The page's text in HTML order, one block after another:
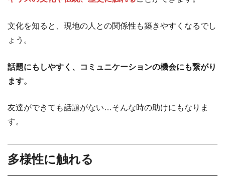
文化を知ると、現地の人との関係性も築きやすくなるでし
ょう。
話題にもしやすく、コミュニケーションの機会にも繋がり
ます。
友達ができても話題がない…そんな時の助けにもなりま
す。
多様性に触れる